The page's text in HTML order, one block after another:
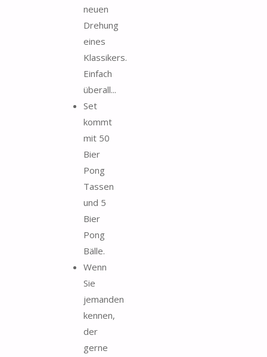
neuen
Drehung
eines
Klassikers.
Einfach
überall...
Set
kommt
mit 50
Bier
Pong
Tassen
und 5
Bier
Pong
Bälle.
Wenn
Sie
jemanden
kennen,
der
gerne